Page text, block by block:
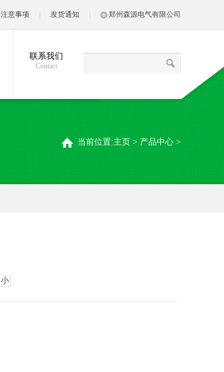
注意事项 发货通知 郑州森源电气有限公司
联系我们
Contact
当前位置:主页 > 产品中心 >
小